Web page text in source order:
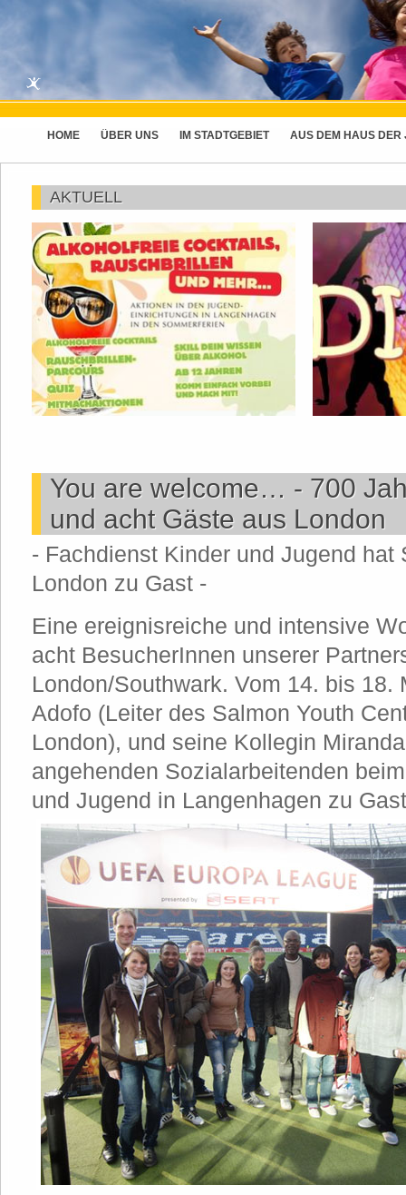
HOME ÜBER UNS IM STADTGEBIET AUS DEM HAUS DER
AKTUELL
You are welcome… - 700
und acht Gäste aus London
- Fachdienst Kinder und Jugend hat
London zu Gast -
Eine ereignisreiche und intensive
acht BesucherInnen unserer
London/Southwark. Vom 14. bis 18.
Adofo (Leiter des Salmon Youth
London), und seine Kollegin
angehenden Sozialarbeitenden
und Jugend in Langenhagen zu